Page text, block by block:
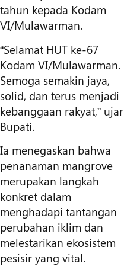
tahun kepada Kodam
VI/Mulawarman.
“Selamat HUT ke-67
Kodam VI/Mulawarman.
Semoga semakin jaya,
solid, dan terus menjadi
kebanggaan rakyat,” ujar
Bupati.
Ia menegaskan bahwa
penanaman mangrove
merupakan langkah
konkret dalam
menghadapi tantangan
perubahan iklim dan
melestarikan ekosistem
pesisir yang vital.